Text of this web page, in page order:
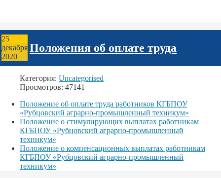
25
декабря
2020
Положения об оплате труда
Категория: Uncategorised
Просмотров: 47141
Положение об оплате труда работников КГБПОУ
«Рубцовский аграрно-промышленный техникум»
Положение о стимулирующих выплатах работникам
КГБПОУ «Рубцовский аграрно-промышленный
техникум»
Положение о компенсационных выплатах работникам
КГБПОУ «Рубцовский аграрно-промышленный
техникум»